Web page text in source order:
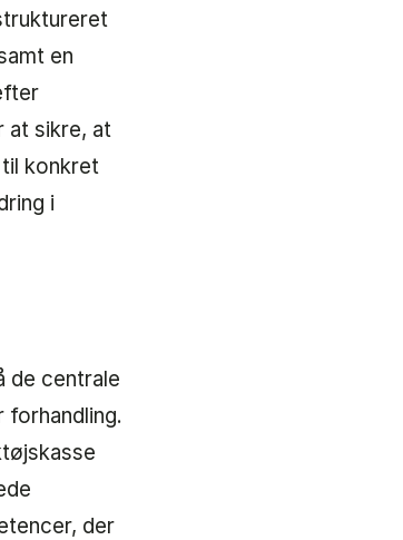
en
at sikre, at
konkret
i
de centrale
forhandling.
der